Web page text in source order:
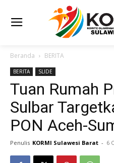
Beranda BERITA
BERITA SLIDE
Tuan Rumah
Sulbar
PON Aceh-
Penulis KORMI Sulawesi Barat - 6